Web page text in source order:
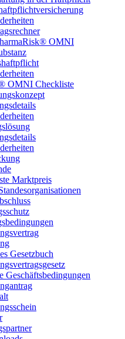
OMNI
OMNI Checkliste
Marktpreis
Gesetzbuch
Geschäftsbedingungen